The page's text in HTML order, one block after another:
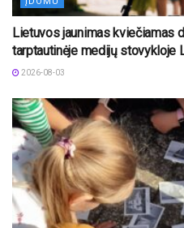
Lietuvos jaunimas kviečiamas
tarptautinėje medijų stovykloje
2026-08-03